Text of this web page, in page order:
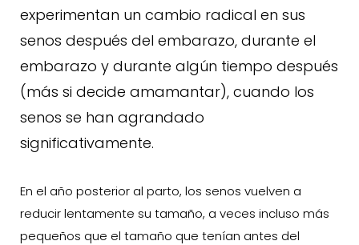
experimentan un cambio radical en sus
senos después del embarazo, durante el
embarazo y durante algún tiempo después
(más si decide amamantar), cuando los
senos se han agrandado
significativamente.
En el año posterior al parto, los senos vuelven a
reducir lentamente su tamaño, a veces incluso más
pequeños que el tamaño que tenían antes del